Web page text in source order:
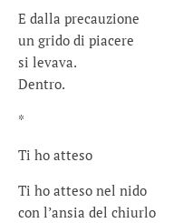
E dalla precauzione
un grido di piacere
si levava.
Dentro.
*
Ti ho atteso
Ti ho atteso nel nido
con l’ansia del chiurlo